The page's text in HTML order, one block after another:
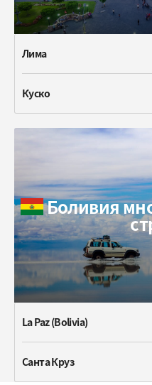
Лима
Куско
Боливия
La Paz (Bolivia)
Санта Круз